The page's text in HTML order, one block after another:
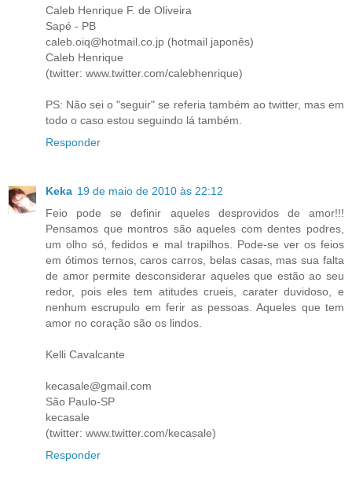
Caleb Henrique F. de Oliveira
Sapé - PB
caleb.oiq@hotmail.co.jp (hotmail japonês)
Caleb Henrique
(twitter: www.twitter.com/calebhenrique)
PS: Não sei o "seguir" se referia também ao twitter, mas em
todo o caso estou seguindo lá também.
Responder
Keka 19 de maio de 2010 às 22:12
Feio pode se definir aqueles desprovidos de amor!!!
Pensamos que montros são aqueles com dentes podres,
um olho só, fedidos e mal trapilhos. Pode-se ver os feios
em ótimos ternos, caros carros, belas casas, mas sua falta
de amor permite desconsiderar aqueles que estão ao seu
redor, pois eles tem atitudes crueis, carater duvidoso, e
nenhum escrupulo em ferir as pessoas. Aqueles que tem
amor no coração são os lindos.
Kelli Cavalcante
kecasale@gmail.com
São Paulo-SP
kecasale
(twitter: www.twitter.com/kecasale)
Responder